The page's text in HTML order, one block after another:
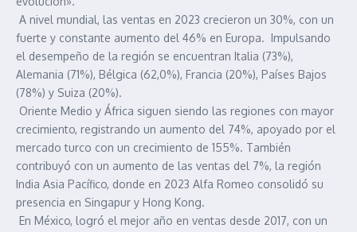
A nivel mundial, las ventas en 2023 crecieron un 30%, con un
fuerte y constante aumento del 46% en Europa. Impulsando
el desempeño de la región se encuentran Italia (73%),
Alemania (71%), Bélgica (62,0%), Francia (20%), Países Bajos
(78%) y Suiza (20%).
Oriente Medio y África siguen siendo las regiones con mayor
crecimiento, registrando un aumento del 74%, apoyado por el
mercado turco con un crecimiento de 155%. También
contribuyó con un aumento de las ventas del 7%, la región
India Asia Pacífico, donde en 2023 Alfa Romeo consolidó su
presencia en Singapur y Hong Kong.
En México, logró el mejor año en ventas desde 2017, con un